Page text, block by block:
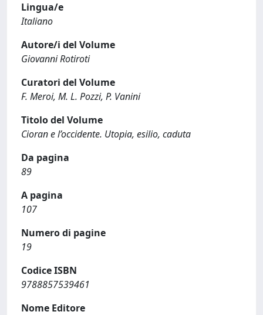
Lingua/e
Italiano
Autore/i del Volume
Giovanni Rotiroti
Curatori del Volume
F. Meroi, M. L. Pozzi, P. Vanini
Titolo del Volume
Cioran e l’occidente. Utopia, esilio, caduta
Da pagina
89
A pagina
107
Numero di pagine
19
Codice ISBN
9788857539461
Nome Editore